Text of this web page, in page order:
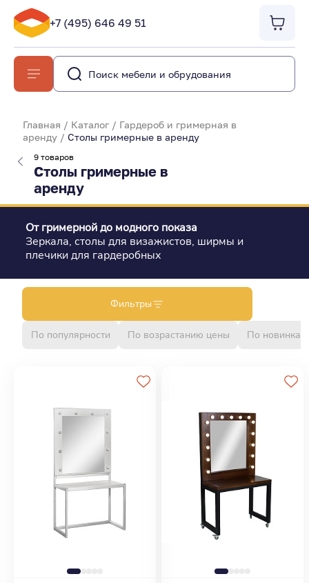
+7 (495) 646 49 51
Главная / Каталог/ Гардероб и гримерная в
аренду/ Столы гримерные в аренду
Столы гримерные в
аренду
9 товаров
От гримерной до модного показа
Зеркала, столы для визажистов, ширмы и
плечики для гардеробных
Фильтры
По популярности По возрастанию цены По новинкам